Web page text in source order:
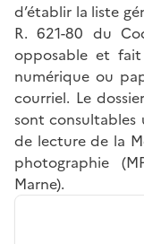
d’établir la liste
R. 621-80 du
opposable et
numérique ou
courriel. Le
sont consultables
de lecture de la
photographie
Marne).